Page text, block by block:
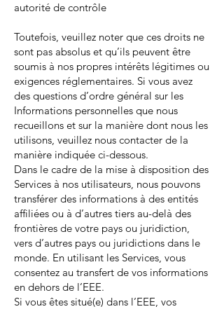
autorité de contrôle
Toutefois, veuillez noter que ces droits ne
sont pas absolus et qu’ils peuvent être
soumis à nos propres intérêts légitimes ou
exigences réglementaires. Si vous avez
des questions d’ordre général sur les
Informations personnelles que nous
recueillons et sur la manière dont nous les
utilisons, veuillez nous contacter de la
manière indiquée ci-dessous.
Dans le cadre de la mise à disposition des
Services à nos utilisateurs, nous pouvons
transférer des informations à des entités
affiliées ou à d’autres tiers au-delà des
frontières de votre pays ou juridiction,
vers d’autres pays ou juridictions dans le
monde. En utilisant les Services, vous
consentez au transfert de vos informations
en dehors de l’EEE.
Si vous êtes situé(e) dans l’EEE, vos